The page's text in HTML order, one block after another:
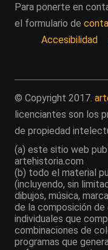
Para ponerte en
el formulario de
Accesibilidad
© Copyright 2017.
licenciantes son los
de propiedad
(a) este sitio web
artehistoria.com
(b) todo el material
(incluyendo, sin
dibujos, música,
de la composición de
individuales que
combinaciones de
programas que